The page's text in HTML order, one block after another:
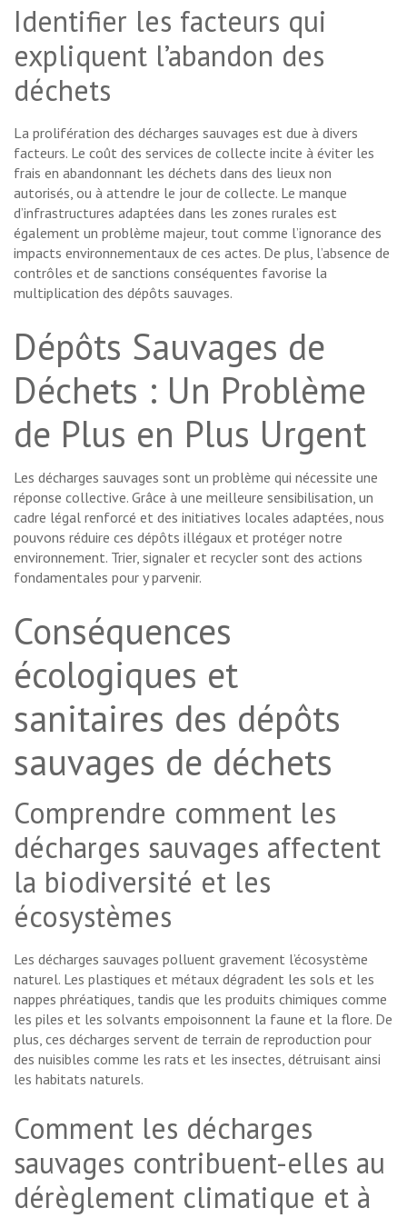
Identifier les facteurs qui
expliquent l’abandon des
déchets
La prolifération des décharges sauvages est due à divers
facteurs. Le coût des services de collecte incite à éviter les
frais en abandonnant les déchets dans des lieux non
autorisés, ou à attendre le jour de collecte. Le manque
d’infrastructures adaptées dans les zones rurales est
également un problème majeur, tout comme l’ignorance des
impacts environnementaux de ces actes. De plus, l’absence de
contrôles et de sanctions conséquentes favorise la
multiplication des dépôts sauvages.
Dépôts Sauvages de
Déchets : Un Problème
de Plus en Plus Urgent
Les décharges sauvages sont un problème qui nécessite une
réponse collective. Grâce à une meilleure sensibilisation, un
cadre légal renforcé et des initiatives locales adaptées, nous
pouvons réduire ces dépôts illégaux et protéger notre
environnement. Trier, signaler et recycler sont des actions
fondamentales pour y parvenir.
Conséquences
écologiques et
sanitaires des dépôts
sauvages de déchets
Comprendre comment les
décharges sauvages affectent
la biodiversité et les
écosystèmes
Les décharges sauvages polluent gravement l’écosystème
naturel. Les plastiques et métaux dégradent les sols et les
nappes phréatiques, tandis que les produits chimiques comme
les piles et les solvants empoisonnent la faune et la flore. De
plus, ces décharges servent de terrain de reproduction pour
des nuisibles comme les rats et les insectes, détruisant ainsi
les habitats naturels.
Comment les décharges
sauvages contribuent-elles au
dérèglement climatique et à